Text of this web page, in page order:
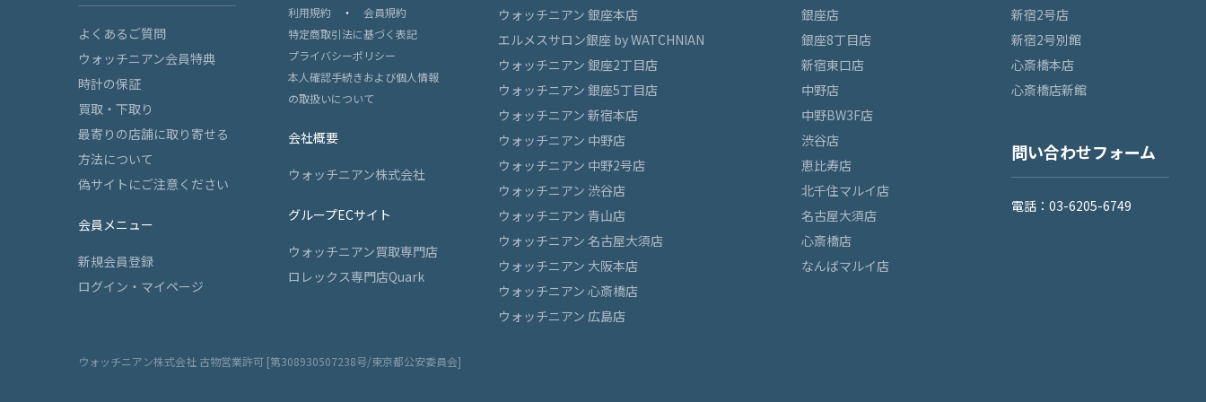
よくあるご質問
ウォッチニアン会員特典
時計の保証
買取・下取り
最寄りの店舗に取り寄せる
方法について
偽サイトにご注意ください
会員メニュー
新規会員登録
ログイン・マイページ
利用規約 ・ 会員規約
特定商取引法に基づく表記
プライバシーポリシー
本人確認手続きおよび個人情報
の取扱いについて
会社概要
ウォッチニアン株式会社
グループECサイト
ウォッチニアン買取専門店
ロレックス専門店Quark
ウォッチニアン 銀座本店
エルメスサロン銀座 by WATCHNIAN
ウォッチニアン 銀座2丁目店
ウォッチニアン 銀座5丁目店
ウォッチニアン 新宿本店
ウォッチニアン 中野店
ウォッチニアン 中野2号店
ウォッチニアン 渋谷店
ウォッチニアン 青山店
ウォッチニアン 名古屋大須店
ウォッチニアン 大阪本店
ウォッチニアン 心斎橋店
ウォッチニアン 広島店
銀座店
銀座8丁目店
新宿東口店
中野店
中野BW3F店
渋谷店
恵比寿店
北千住マルイ店
名古屋大須店
心斎橋店
なんばマルイ店
新宿2号店
新宿2号別館
心斎橋本店
心斎橋店新館
問い合わせフォーム
電話：03-6205-6749
ウォッチニアン株式会社 古物営業許可 [第308930507238号/東京都公安委員会]